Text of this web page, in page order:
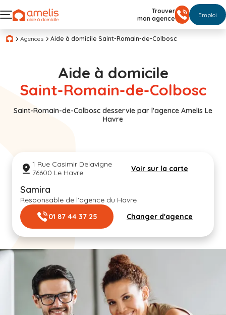
Trouver
mon agence
Emploi
Agences Aide à domicile Saint-Romain-de-Colbosc
Aide à domicile
Saint-Romain-de-Colbosc
Saint-Romain-de-Colbosc desservie par l'agence Amelis Le
Havre
1 Rue Casimir Delavigne
76600 Le Havre
Voir sur la carte
Samira
Responsable de l'agence du Havre
01 87 44 37 25
Changer d'agence